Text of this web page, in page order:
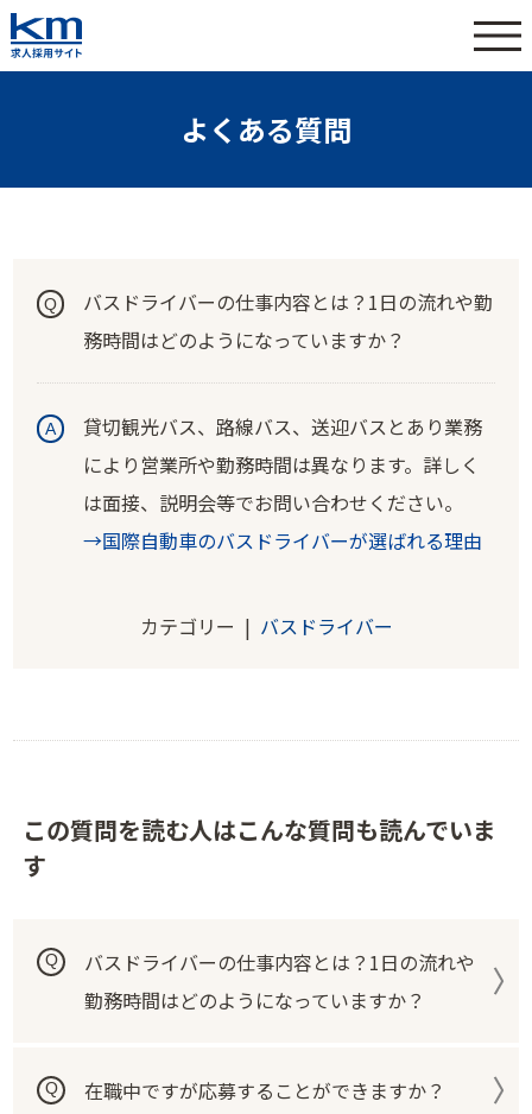
よくある質問
バスドライバーの仕事内容とは？1日の流れや勤
務時間はどのようになっていますか？
貸切観光バス、路線バス、送迎バスとあり業務
により営業所や勤務時間は異なります。詳しく
は面接、説明会等でお問い合わせください。
→国際自動車のバスドライバーが選ばれる理由
カテゴリー | バスドライバー
この質問を読む人はこんな質問も読んでいま
す
バスドライバーの仕事内容とは？1日の流れや
勤務時間はどのようになっていますか？
在職中ですが応募することができますか？